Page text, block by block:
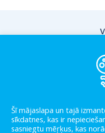
Šī mājaslapa un tajā
sīkdatnes, kas ir
sasniegtu mēŗķus, kas